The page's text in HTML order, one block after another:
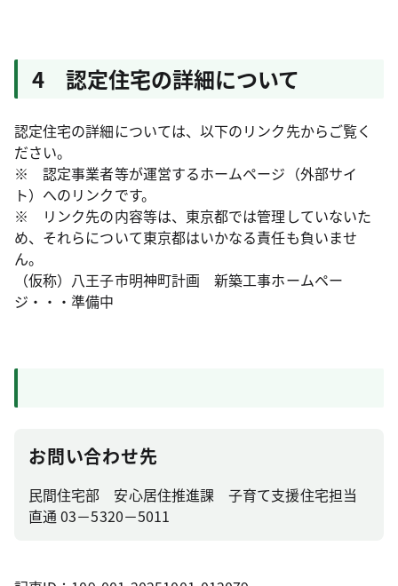
4 認定住宅の詳細について
認定住宅の詳細については、以下のリンク先からご覧く
ださい。
※ 認定事業者等が運営するホームページ（外部サイ
ト）へのリンクです。
※ リンク先の内容等は、東京都では管理していないた
め、それらについて東京都はいかなる責任も負いませ
ん。
（仮称）八王子市明神町計画 新築工事ホームペー
ジ・・・準備中
お問い合わせ先
民間住宅部 安心居住推進課 子育て支援住宅担当
直通 03－5320－5011